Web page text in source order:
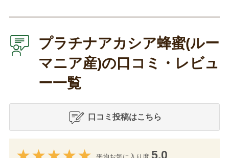
プラチナアカシア蜂蜜(ルー
マニア産)の口コミ・レビュ
ー一覧
口コミ投稿はこちら
5.0